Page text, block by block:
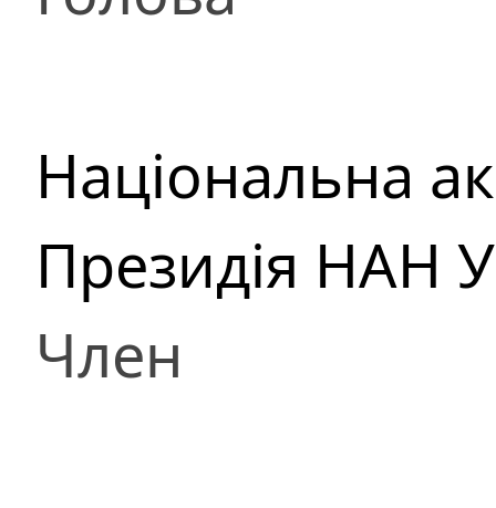
Національна
Президія НАН
Член